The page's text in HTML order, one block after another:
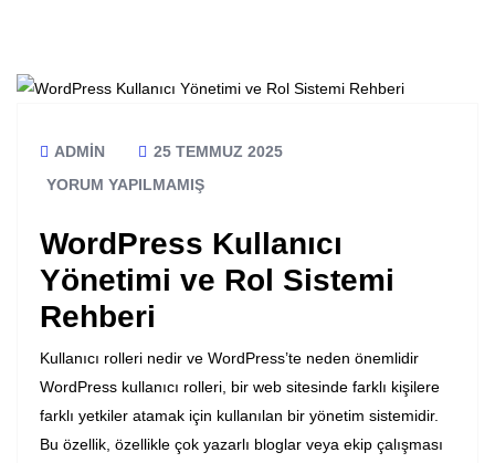
ADMIN
25 TEMMUZ 2025
YORUM YAPILMAMIŞ
WordPress Kullanıcı
Yönetimi ve Rol Sistemi
Rehberi
Kullanıcı rolleri nedir ve WordPress’te neden önemlidir
WordPress kullanıcı rolleri, bir web sitesinde farklı kişilere
farklı yetkiler atamak için kullanılan bir yönetim sistemidir.
Bu özellik, özellikle çok yazarlı bloglar veya ekip çalışması